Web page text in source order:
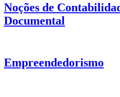
Noções de
Documental
Empreendedorismo